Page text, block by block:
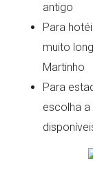
antigo
Para
muito
Martinho
Para
escolha